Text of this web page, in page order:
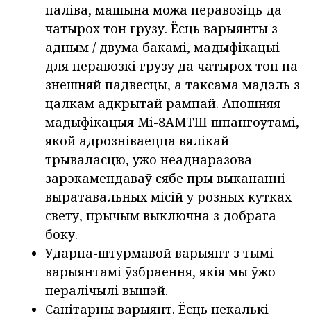
паліва, машына можа перавозіць да
чатырох тон грузу. Ёсць варыянты з
адным / двума бакамі, мадыфікацыі
для перавозкі грузу да чатырох тон на
знешняй падвесцы, а таксама мадэль з
цалкам адкрытай рампай. Апошняя
мадыфікацыя Мі-8АМТШ шпангоўтамі,
якой адрозніваецца вялікай
трываласцю, ужо неаднаразова
зарэкамендаваў сябе пры выкананні
выратавальных місій у розных кутках
свету, прычым выключна з добрага
боку.
Ударна-штурмавой варыянт з тымі
варыянтамі ўзбраення, якія мы ўжо
пералічылі вышэй.
Санітарны варыянт. Ёсць некалькі